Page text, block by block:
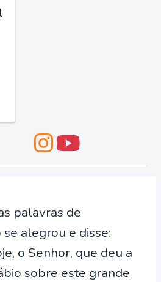
palavras de
alegrou e disse:
o Senhor, que deu a
sobre este grande